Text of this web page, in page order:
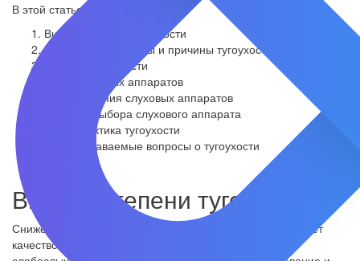
В этой статье:
Виды и степени тугоухости
Основные симптомы и причины тугоухости
Лечение тугоухости
Виды слуховых аппаратов
Типы ношения слуховых аппаратов
Правила выбора слухового аппарата
Профилактика тугоухости
Часто задаваемые вопросы о тугоухости
Виды и степени тугоухости
Снижение слуха создает массу проблем, сильно ухудшает
качество жизни во всех её аспектах. Глухому или